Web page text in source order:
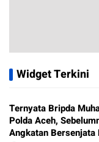
Widget Terkini
Ternyata Bripda
Polda Aceh,
Angkatan Bersenjata